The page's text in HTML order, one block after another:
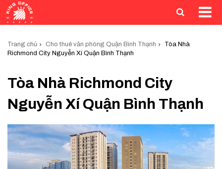
Trang chủ Cho thuê văn phòng Quận Bình Thạnh
Tòa Nhà
Richmond City Nguyễn Xí Quận Bình Thạnh
Tòa Nhà Richmond City
Nguyễn Xí Quận Bình Thạnh